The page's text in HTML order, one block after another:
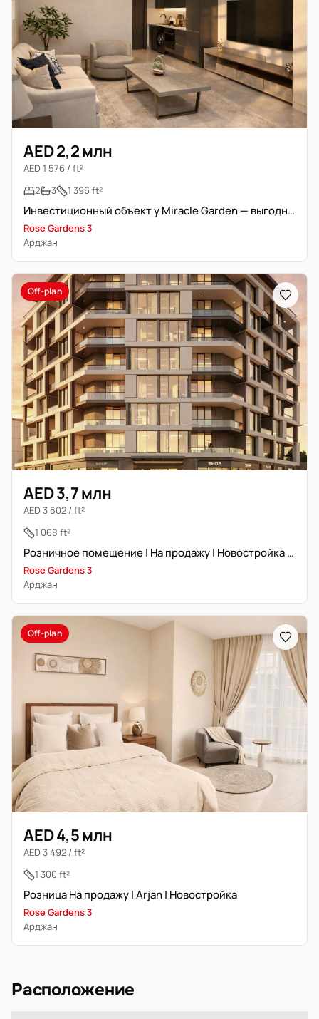
AED 2,2 млн
AED 1 576 / ft²
2
3 1 396 ft²
Инвестиционный объект у Miracle Garden — выгодное предложение
Rose Gardens 3
Арджан
Off-plan
AED 3,7 млн
AED 3 502 / ft²
1 068 ft²
Розничное помещение | На продажу | Новостройка | Arjan
Rose Gardens 3
Арджан
Off-plan
AED 4,5 млн
AED 3 492 / ft²
1 300 ft²
Розница На продажу | Arjan | Новостройка
Rose Gardens 3
Арджан
Расположение